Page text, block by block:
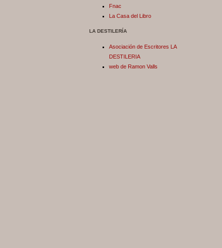
Fnac
La Casa del Libro
LA DESTILERÍA
Asociación de Escritores LA
DESTILERIA
web de Ramon Valls